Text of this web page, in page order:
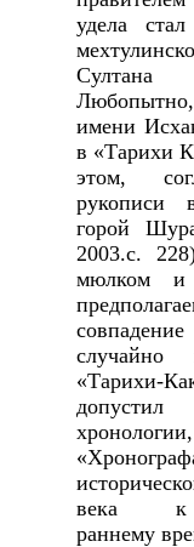
удела
имени
в «Тарихи
этом,
рукописи
горой
2003.с.
мюлком
случайно
«Тарихи-
века к
раннему